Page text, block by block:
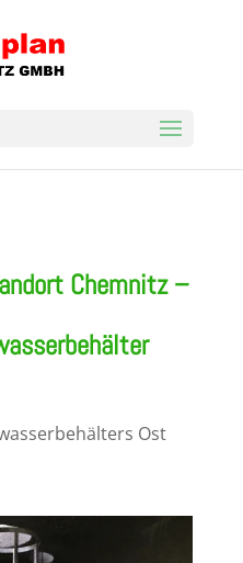
Chemnitz –
Ost